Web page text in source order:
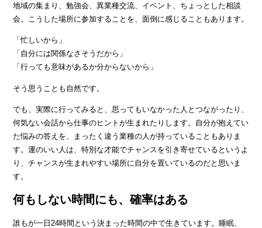
地域の集まり、勉強会、異業種交流、イベント、ちょっとした相談
会。こうした場所に参加することを、面倒に感じることもあります。
「忙しいから」
「自分には関係なさそうだから」
「行っても意味があるか分からないから」
そう思うことも自然です。
でも、実際に行ってみると、思ってもいなかった人とつながったり、
何気ない会話から仕事のヒントが生まれたりします。自分が抱えてい
た悩みの答えを、まったく違う業種の人が持っていることもありま
す。運のいい人は、特別な才能でチャンスを引き寄せているというよ
り、チャンスが生まれやすい場所に自分を置いているのだと思いま
す。
何もしない時間にも、確率はある
誰もが一日24時間という決まった時間の中で生きています。睡眠、